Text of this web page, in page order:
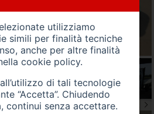
utilizziamo
simili per finalità tecniche
anche per altre finalità
cookie policy.
di tali tecnologie
“Accetta”. Chiudendo
continui senza accettare.